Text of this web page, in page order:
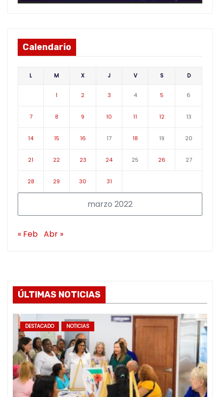
Calendario
marzo 2022
L M X J V S D
1 2 3 4 5 6
7 8 9 10 11 12 13
14 15 16 17 18 19 20
21 22 23 24 25 26 27
28 29 30 31
« Feb Abr »
ÚLTIMAS NOTICIAS
DESTACADO NOTICIAS